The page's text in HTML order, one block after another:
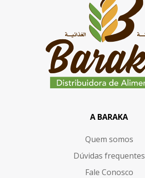
A BARAKA
Quem somos
Dúvidas frequentes
Fale Conosco